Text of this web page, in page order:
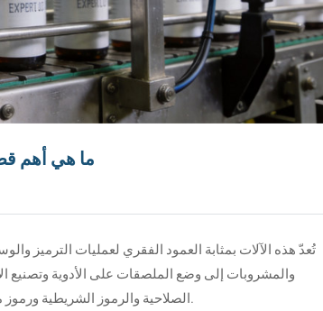
ما هي أهم
تُعدّ هذه الآلات بمثابة العمود الفقري لعمليات الترميز
والمشروبات إلى وضع الملصقات على الأدوية وتصنيع
الصلاحية والرموز الشريطية ورموز مصفوفة البيانات ثنائية الأبعاد على خطوط الإنتاج التي تتحرك بسرعة عالية.